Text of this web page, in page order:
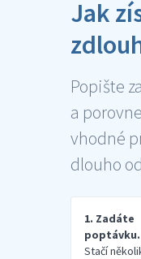
Jak
Popište
a
vhodné
dlouho
1. Zadáte
poptávku.
Stačí